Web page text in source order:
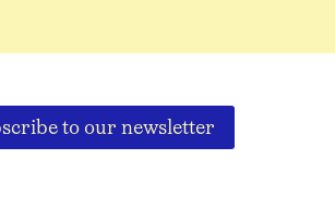
to our newsletter